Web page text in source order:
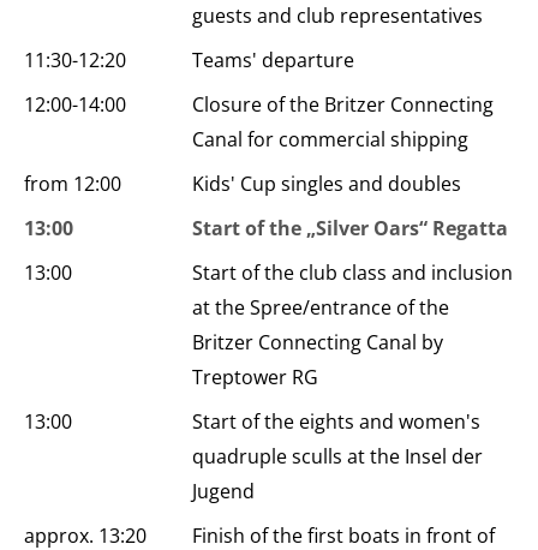
guests and club representatives
11:30-12:20
Teams' departure
12:00-14:00
Closure of the Britzer Connecting
Canal for commercial shipping
from 12:00
Kids' Cup singles and doubles
13:00
Start of the „Silver Oars“ Regatta
13:00
Start of the club class and inclusion
at the Spree/entrance of the
Britzer Connecting Canal by
Treptower RG
13:00
Start of the eights and women's
quadruple sculls at the Insel der
Jugend
approx. 13:20
Finish of the first boats in front of